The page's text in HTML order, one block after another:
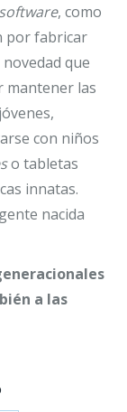
software, como
por fabricar
que
mantener las
con niños
o tabletas
innatas.
nacida
a las